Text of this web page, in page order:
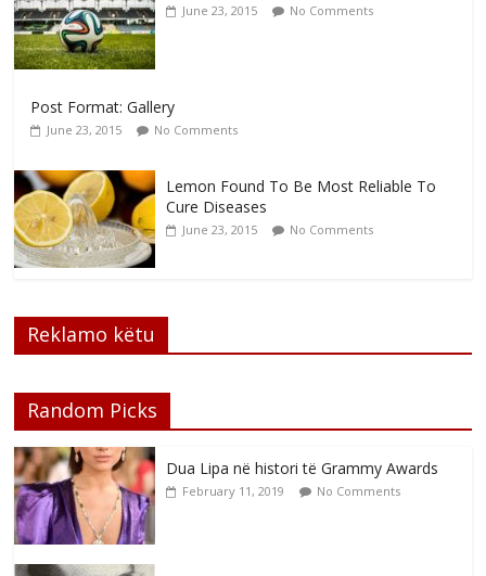
June 23, 2015 No Comments
Post Format: Gallery
June 23, 2015 No Comments
Lemon Found To Be Most Reliable To
Cure Diseases
June 23, 2015 No Comments
Reklamo këtu
Random Picks
Dua Lipa në histori të Grammy Awards
February 11, 2019 No Comments